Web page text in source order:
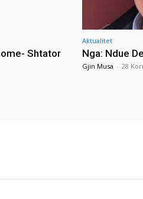
Shtator
Aktualitet
Nga: Ndue
Gjin Musa - 28